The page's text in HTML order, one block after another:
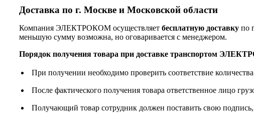
Доставка по г. Москве и Московской области
Компания ЭЛЕКТРОКОМ осуществляет бесплатную доставку по
меньшую сумму возможна, но оговаривается с менеджером.
Порядок получения товара при доставке транспортом
При получении необходимо проверить соответствие
После фактического получения товара ответственное лицо
Получающий товар сотрудник должен поставить свою